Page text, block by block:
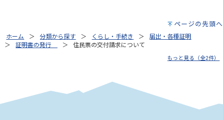
ページの先頭へ
ホーム 分類から探す くらし・手続き
届出・各種証明
証明書の発行
住民票の交付請求について
もっと見る（全2件）